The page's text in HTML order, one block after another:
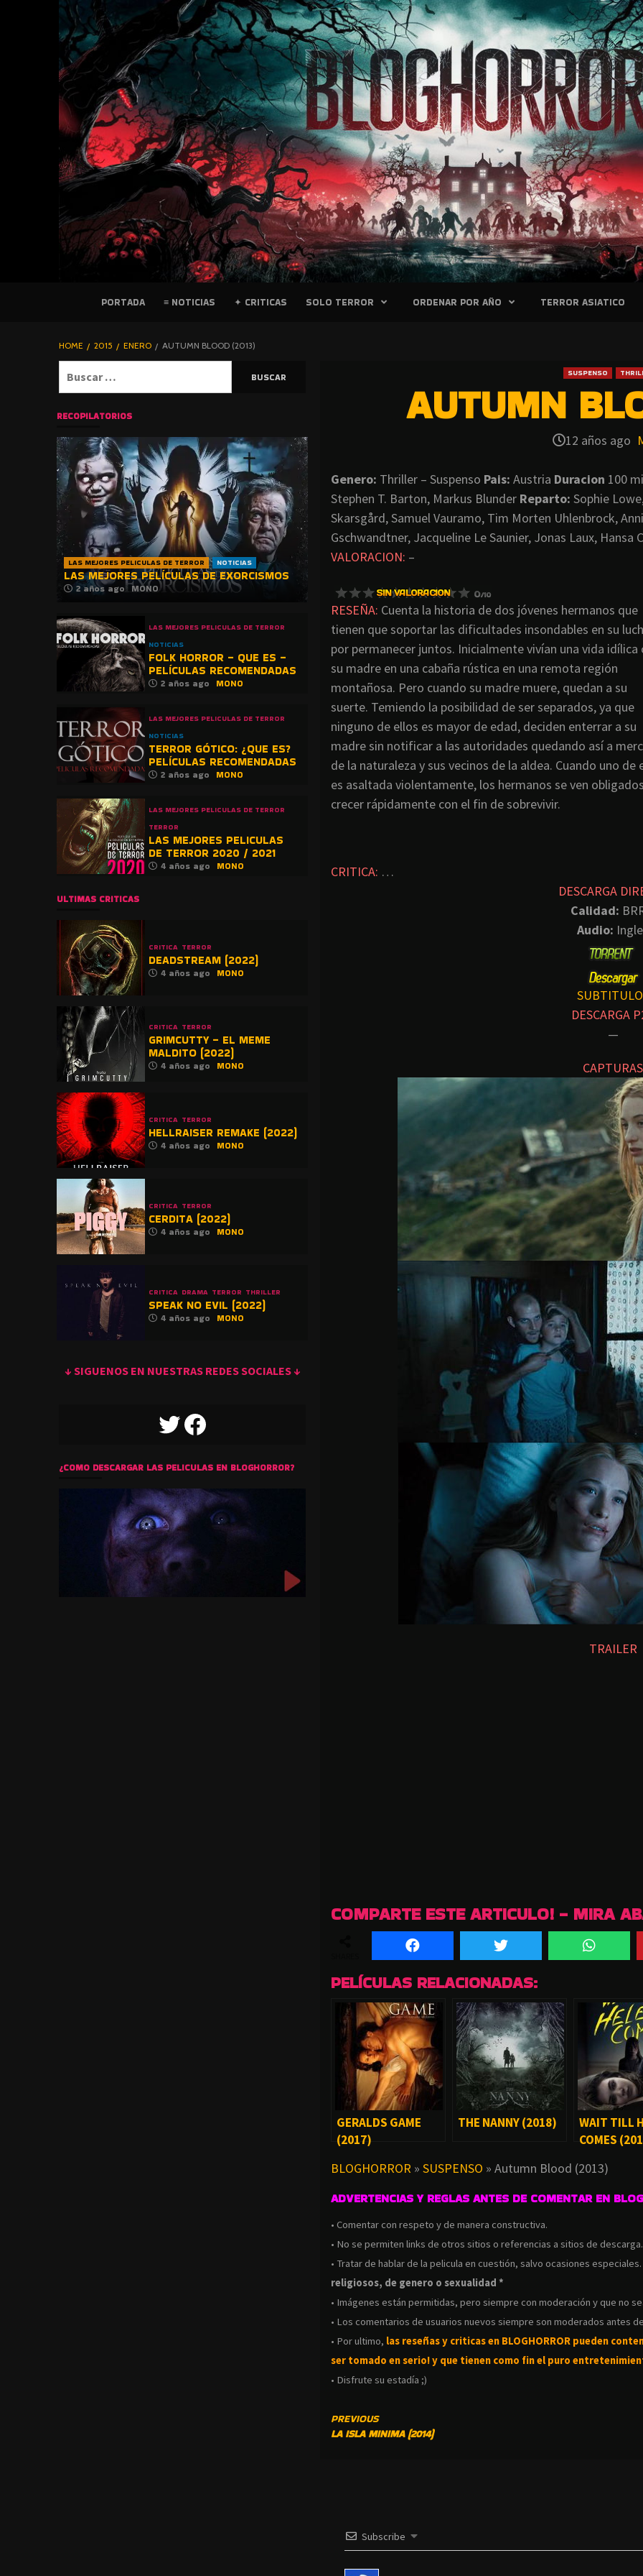
PELICULAS
BLOGHORROR
⋆
PORTADA ≡ NOTICIAS ✦ CRITICAS SOLO TERROR ORDENAR POR AÑO TERROR ASIATICO
HOME 2015 ENERO AUTUMN BLOOD (2013)
SUSPENSO
AUTUMN
12 años ago
Genero: Thriller – Suspenso Pais: Austria Duracion 100
Stephen T. Barton, Markus Blunder Reparto: Sophie
Skarsgård, Samuel Vauramo, Tim Morten Uhlenbrock,
Gschwandtner, Jacqueline Le Saunier, Jonas Laux, Hansa
VALORACION: –
RESEÑA: Cuenta la historia de dos jóvenes hermanos que
tienen que soportar las dificultades insondables en su
por permanecer juntos. Inicialmente vivían una vida idílica
su madre en una cabaña rústica en una remota región
montañosa. Pero cuando su madre muere, quedan a su
suerte. Temiendo la posibilidad de ser separados, ya que
ninguno de ellos es mayor de edad, deciden enterrar a su
madre sin notificar a las autoridades quedando así a
de la naturaleza y sus vecinos de la aldea. Cuando uno de
es asaltada violentamente, los hermanos se ven
crecer rápidamente con el fin de sobrevivir.
CRITICA: …
DESCARGA
Calidad:
Audio:
DESCARGA
—
CAPTURAS
TRAILER
COMPARTE ESTE ARTICULO! - MIRA
PELÍCULAS RELACIONADAS:
GERALDS GAME
(2017)
THE NANNY (2018)
WAIT TILL
COMES
BLOGHORROR » SUSPENSO » Autumn Blood (2013)
ADVERTENCIAS Y REGLAS ANTES DE COMENTAR EN
• Comentar con respeto y de manera constructiva.
• No se permiten links de otros sitios o referencias a sitios de
• Tratar de hablar de la pelicula en cuestión, salvo ocasiones especiales.
religiosos, de genero o sexualidad *
• Imágenes están permitidas, pero siempre con moderación y que no
• Los comentarios de usuarios nuevos siempre son moderados antes
• Por ultimo, las reseñas y criticas en BLOGHORROR pueden
ser tomado en serio! y que tienen como fin el puro
• Disfrute su estadía ;)
CONTINUE
READING
PREVIOUS
LA ISLA MINIMA (2014)
Subscribe
RECOPILATORIOS
LAS MEJORES PELICULAS DE TERROR NOTICIAS
LAS MEJORES PELÍCULAS DE EXORCISMOS
2 años ago MONO
LAS MEJORES PELICULAS DE TERROR
NOTICIAS
FOLK HORROR – QUE ES –
PELÍCULAS RECOMENDADAS
2 años ago MONO
LAS MEJORES PELICULAS DE TERROR
NOTICIAS
TERROR GÓTICO: ¿QUE ES?
PELÍCULAS RECOMENDADAS
2 años ago MONO
LAS MEJORES PELICULAS DE TERROR
TERROR
LAS MEJORES PELICULAS
DE TERROR 2020 / 2021
4 años ago MONO
ULTIMAS CRITICAS
CRITICA TERROR
DEADSTREAM (2022)
4 años ago MONO
CRITICA TERROR
GRIMCUTTY – EL MEME
MALDITO (2022)
4 años ago MONO
CRITICA TERROR
HELLRAISER REMAKE (2022)
4 años ago MONO
CRITICA TERROR
CERDITA (2022)
4 años ago MONO
CRITICA DRAMA TERROR THRILLER
SPEAK NO EVIL (2022)
4 años ago MONO
↓ SIGUENOS EN NUESTRAS REDES SOCIALES ↓
TWITTERFACEBOOK
¿COMO DESCARGAR LAS PELICULAS EN BLOGHORROR?